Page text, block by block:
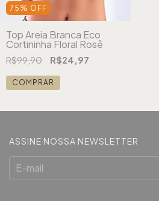
75 % OFF
Top Areia Branca Eco
Cortininha Floral Rosê
R$99,90 R$24,97
COMPRAR
ASSINE NOSSA NEWSLETTER